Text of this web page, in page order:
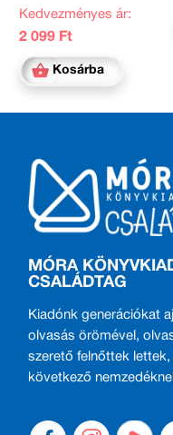
Kedvezményes ár:
2 099 Ft
Kosárba
MÓRA
CSALÁDTAG
Kiadónk generációkat
olvasás örömével,
szerető felnőttek
következő